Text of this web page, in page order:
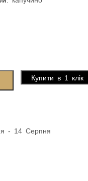
Купити в 1 клік
- 14 Серпня